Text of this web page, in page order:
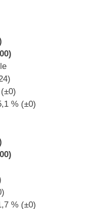
% (±0)
% (±0)